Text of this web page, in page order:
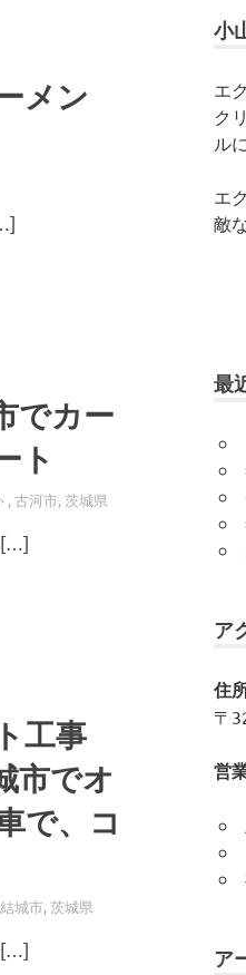
メン
でカー
ト
,古河市,茨城県
[…]
工事
市でオ
で、コ
結城市,茨城県
[…]
小
エ
ク
ル
エ
敵
最
ア
住
〒
営
ア